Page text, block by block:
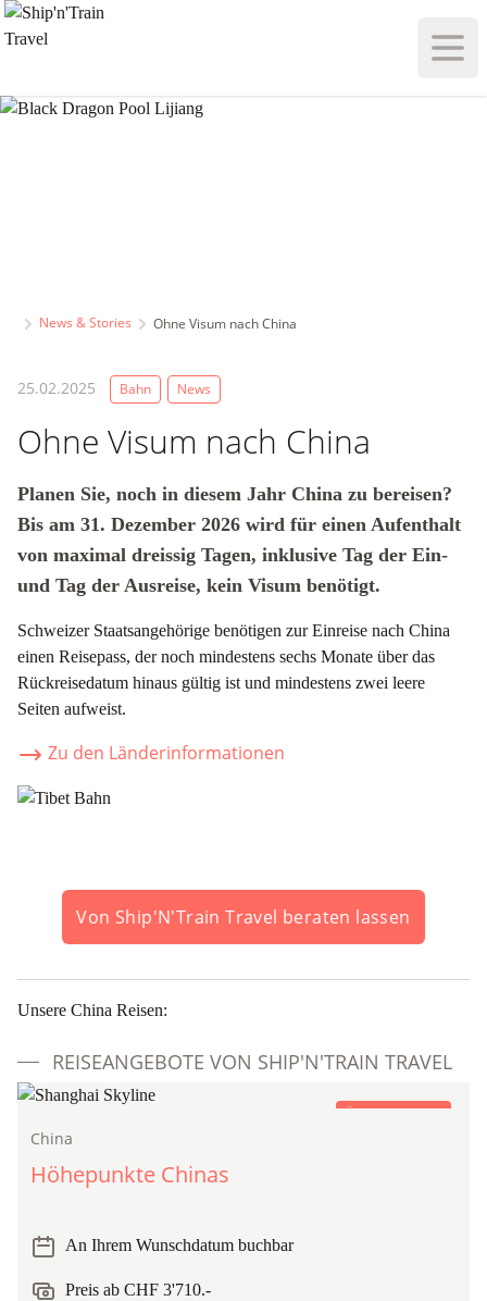
News & Stories Ohne Visum nach China
25.02.2025 Bahn News
Ohne Visum nach China
Planen Sie, noch in diesem Jahr China zu bereisen?
Bis am 31. Dezember 2026 wird für einen Aufenthalt
von maximal dreissig Tagen, inklusive Tag der Ein-
und Tag der Ausreise, kein Visum benötigt.
Schweizer Staatsangehörige benötigen zur Einreise nach China
einen Reisepass, der noch mindestens sechs Monate über das
Rückreisedatum hinaus gültig ist und mindestens zwei leere
Seiten aufweist.
Zu den Länderinformationen
Von Ship'N'Train Travel beraten lassen
Unsere China Reisen:
REISEANGEBOTE VON SHIP'N'TRAIN TRAVEL
Öffentlicher Zug
China
Höhepunkte Chinas
An Ihrem Wunschdatum buchbar
Preis ab CHF 3'710.-